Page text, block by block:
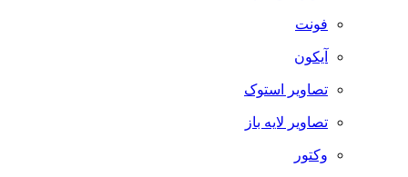
فونت
آیکون
تصاویر استوک
تصاویر لایه باز
وکتور